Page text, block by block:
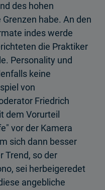
des hohen
habe. An den
indes werde
die Praktiker
Personality und
keine
von
Friedrich
dem Vorurteil
vor der Kamera
sich dann besser
Trend, so der
sei herbeigeredet
angebliche